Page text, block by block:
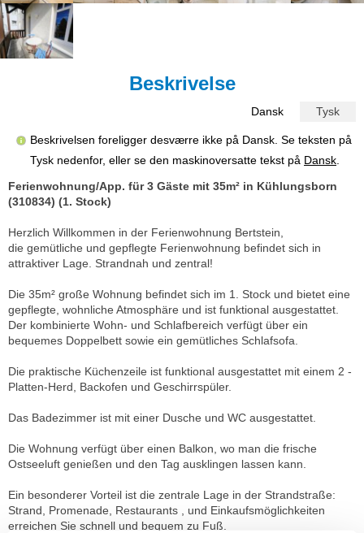
Beskrivelse
Dansk Tysk
Beskrivelsen foreligger desværre ikke på Dansk. Se teksten på
Tysk nedenfor, eller se den maskinoversatte tekst på Dansk
Ferienwohnung/App. für 3 Gäste mit 35m² in Kühlungsborn
(310834) (1. Stock)
Herzlich Willkommen in der Ferienwohnung Bertstein,
die gemütliche und gepflegte Ferienwohnung befindet sich in
attraktiver Lage. Strandnah und zentral!
Die 35m² große Wohnung befindet sich im 1. Stock und bietet eine
gepflegte, wohnliche Atmosphäre und ist funktional ausgestattet.
Der kombinierte Wohn- und Schlafbereich verfügt über ein
bequemes Doppelbett sowie ein gemütliches Schlafsofa.
Die praktische Küchenzeile ist funktional ausgestattet mit einem 2 -
Platten-Herd, Backofen und Geschirrspüler.
Das Badezimmer ist mit einer Dusche und WC ausgestattet.
Die Wohnung verfügt über einen Balkon, wo man die frische
Ostseeluft genießen und den Tag ausklingen lassen kann.
Ein besonderer Vorteil ist die zentrale Lage in der Strandstraße:
Strand, Promenade, Restaurants , und Einkaufsmöglichkeiten
erreichen Sie schnell und bequem zu Fuß.